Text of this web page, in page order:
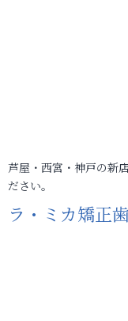
芦屋・西宮・神戸の新
ださい。
ラ・ミカ矯正